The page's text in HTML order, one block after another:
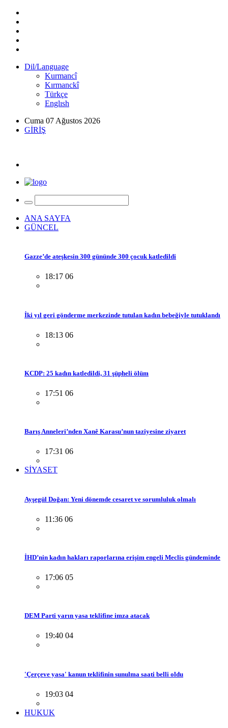
Dil/Language
Kurmancî
Kırmanckî
Türkçe
Englısh
Cuma 07 Ağustos 2026
GİRİŞ
ANA SAYFA
GÜNCEL
Gazze’de ateşkesin 300 gününde 300 çocuk katledildi
18:17 06
İki yıl geri gönderme merkezinde tutulan kadın bebeğiyle tutuklandı
18:13 06
KCDP: 25 kadın katledildi, 31 şüpheli ölüm
17:51 06
Barış Anneleri’nden Xanê Karasu’nun taziyesine ziyaret
17:31 06
SİYASET
Ayşegül Doğan: Yeni dönemde cesaret ve sorumluluk olmalı
11:36 06
İHD’nin kadın hakları raporlarına erişim engeli Meclis gündeminde
17:06 05
DEM Parti yarın yasa teklifine imza atacak
19:40 04
'Çerçeve yasa' kanun teklifinin sunulma saati belli oldu
19:03 04
HUKUK